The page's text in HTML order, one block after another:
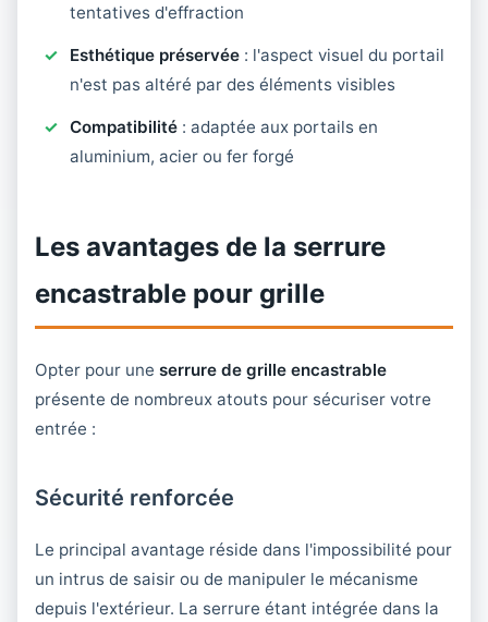
tentatives d'effraction
Esthétique préservée : l'aspect visuel du portail
n'est pas altéré par des éléments visibles
Compatibilité : adaptée aux portails en
aluminium, acier ou fer forgé
Les avantages de la serrure
encastrable pour grille
Opter pour une serrure de grille encastrable
présente de nombreux atouts pour sécuriser votre
entrée :
Sécurité renforcée
Le principal avantage réside dans l'impossibilité pour
un intrus de saisir ou de manipuler le mécanisme
depuis l'extérieur. La serrure étant intégrée dans la